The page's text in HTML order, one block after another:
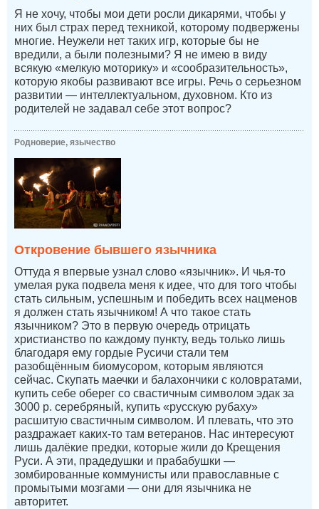
Я не хочу, чтобы мои дети росли дикарями, чтобы у
них был страх перед техникой, которому подвержены
многие. Неужели нет таких игр, которые бы не
вредили, а были полезными? Я не имею в виду
всякую «мелкую моторику» и «сообразительность»,
которую якобы развивают все игры. Речь о серьезном
развитии — интеллектуальном, духовном. Кто из
родителей не задавал себе этот вопрос?
Родноверие, язычество
Откровение бывшего язычника
Оттуда я впервые узнал слово «язычник». И чья-то
умелая рука подвела меня к идее, что для того чтобы
стать сильным, успешным и победить всех нацменов
я должен стать язычником! А что такое стать
язычником? Это в первую очередь отрицать
христианство по каждому пункту, ведь только лишь
благодаря ему гордые Русичи стали тем
разобщённым биомусором, которым являются
сейчас. Скупать маечки и балахончики с коловратами,
купить себе оберег со свастичным символом эдак за
3000 р. серебряный, купить «русскую рубаху»
расшитую свастичным символом. И плевать, что это
раздражает каких-то там ветеранов. Нас интересуют
лишь далёкие предки, которые жили до Крещения
Руси. А эти, прадедушки и прабабушки —
зомбированные коммунисты или православные с
промытыми мозгами — они для язычника не
авторитет.